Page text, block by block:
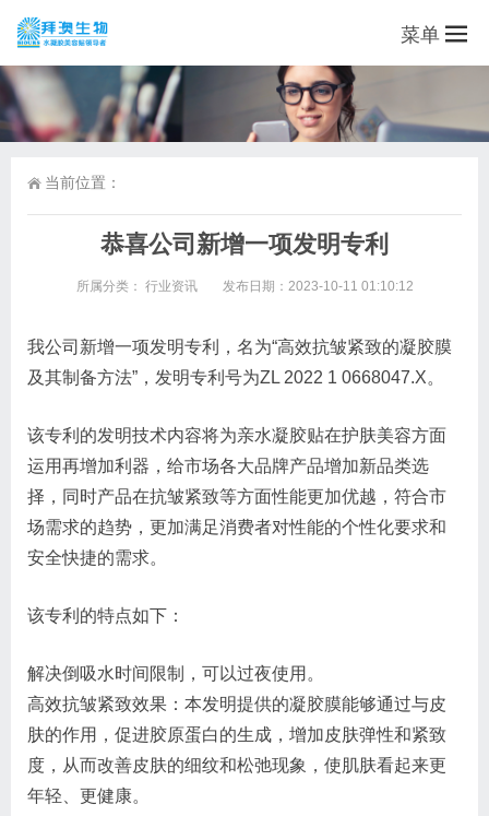
菜单
当前位置：
恭喜公司新增一项发明专利
所属分类： 行业资讯 发布日期：2023-10-11 01:10:12
我公司新增一项发明专利，名为“高效抗皱紧致的凝胶膜
及其制备方法”，发明专利号为ZL 2022 1 0668047.X。
该专利的发明技术内容将为亲水凝胶贴在护肤美容方面
运用再增加利器，给市场各大品牌产品增加新品类选
择，同时产品在抗皱紧致等方面性能更加优越，符合市
场需求的趋势，更加满足消费者对性能的个性化要求和
安全快捷的需求。
该专利的特点如下：
解决倒吸水时间限制，可以过夜使用。
高效抗皱紧致效果：本发明提供的凝胶膜能够通过与皮
肤的作用，促进胶原蛋白的生成，增加皮肤弹性和紧致
度，从而改善皮肤的细纹和松弛现象，使肌肤看起来更
年轻、更健康。